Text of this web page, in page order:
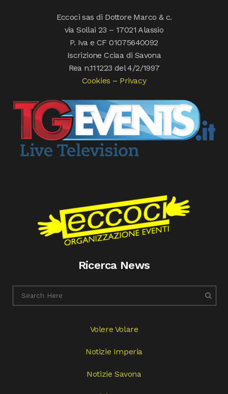
Eccoci sas di Dottore Marco & c.
via Sollai 23 – 17021 Alassio
P. Iva e CF 01075640092
Iscrizione Cciaa di Savona
Rea n.111223 del 4/2/1997
Cookies – Privacy
Ricerca News
Volere Volare
Notizie Imperia
Notizie Savona